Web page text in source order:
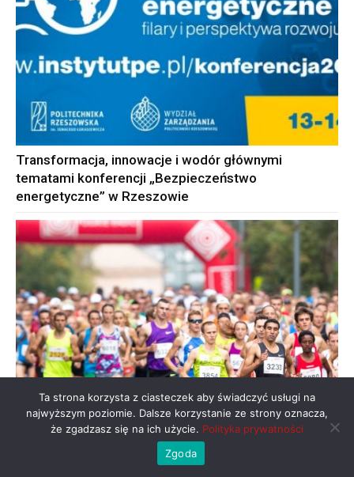
Transformacja, innowacje i wodór głównymi
tematami konferencji „Bezpieczeństwo
energetyczne” w Rzeszowie
12. Festiwal Biegowy tuż za rogiem!
Ta strona korzysta z ciasteczek aby świadczyć usługi na
najwyższym poziomie. Dalsze korzystanie ze strony oznacza,
że zgadzasz się na ich użycie. Polityka prywatności
Zgoda